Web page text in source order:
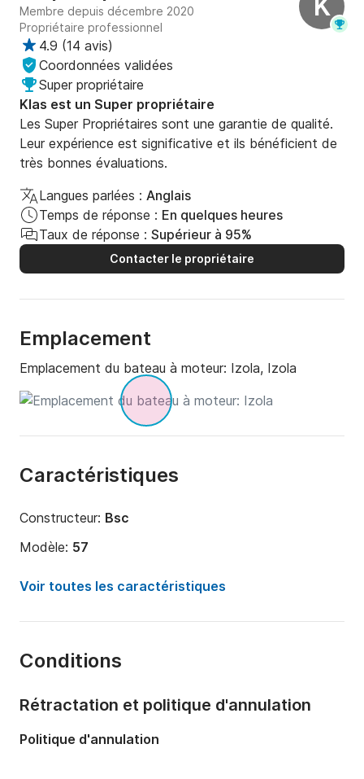
K
Membre depuis décembre 2020
Propriétaire professionnel
4.9 (14 avis)
Coordonnées validées
Super propriétaire
Klas est un Super propriétaire
Les Super Propriétaires sont une garantie de qualité.
Leur expérience est significative et ils bénéficient de
très bonnes évaluations.
Langues parlées : Anglais
Temps de réponse : En quelques heures
Taux de réponse : Supérieur à 95%
Contacter le propriétaire
Emplacement
Emplacement du bateau à moteur: Izola, Izola
Caractéristiques
Constructeur: Bsc
Modèle: 57
Puissance moteur:
115cv
Capacité à bord:
Voir toutes les caractéristiques
Conditions
Rétractation et politique d'annulation
Politique d'annulation